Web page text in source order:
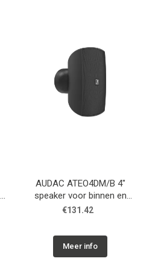
AUDAC ATEO4DM/B 4"
speaker voor binnen en
buiten met
€131.42
Meer info